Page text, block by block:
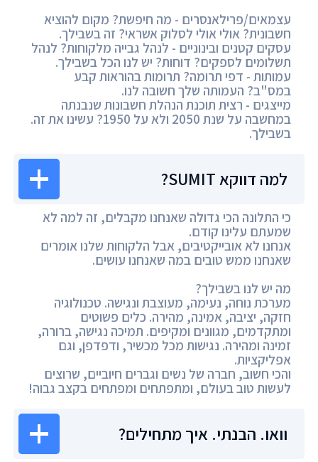
עצמאים/פרילאנסרים - מה חיפשת? מקום להוציא
חשבונית? אולי אולי לסלוק אשראי? זה בשבילך.
עסקים קטנים ובינוניים - לנהל גבייה מלקוחות? לנהל
תשלומים לספקים? דוחות? יש לנו הכל בשבילך.
עמותות - דפי תרומה? תרומות בהוראות קבע
במס"ב? העמותה שלך חשובה לנו.
מייצגים - רצית תוכנת הנהלת חשבונות שנבנתה
במחשבה על שנת 2050 ולא על 1950? עשינו את זה.
בשבילך.
למה דווקא SUMIT?
כי התלונה הכי גדולה שאנחנו מקבלים, זה למה לא
שמעתם עלינו קודם.
אנחנו לא אובייקטיבים, אבל הלקוחות שלנו אומרים
שאנחנו ממש טובים במה שאנחנו עושים.
מה יש לנו בשבילך?
מערכת נוחה, נעימה, מעוצבת ונגישה. טכנולוגיה
חזקה, יציבה, אמינה, מהירה. כלים פשוטים
ומתקדמים, מגוונים ומקיפים. תמיכה נגישה, ברורה,
זמינה ומהירה. נגישות מכל מכשיר, ודפדפן, וגם
אפליקציות.
והכי חשוב, חברה של נשים וגברים חיוביים, שרוצים
לעשות טוב בעולם, ומתפתחים ומפתחים בקצב גבוה!
וואו. הבנתי. איך מתחילים?